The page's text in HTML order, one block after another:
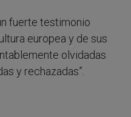
fuerte testimonio
europea y de sus
olvidadas
y rechazadas”.